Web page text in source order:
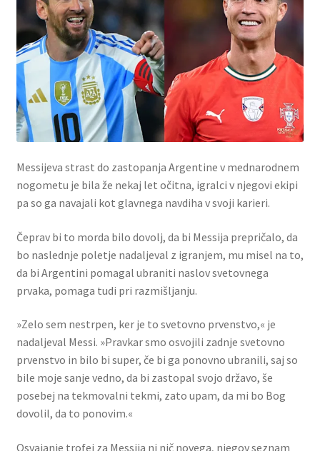
Messijeva strast do zastopanja Argentine v mednarodnem
nogometu je bila že nekaj let očitna, igralci v njegovi ekipi
pa so ga navajali kot glavnega navdiha v svoji karieri.
Čeprav bi to morda bilo dovolj, da bi Messija prepričalo, da
bo naslednje poletje nadaljeval z igranjem, mu misel na to,
da bi Argentini pomagal ubraniti naslov svetovnega
prvaka, pomaga tudi pri razmišljanju.
»Zelo sem nestrpen, ker je to svetovno prvenstvo,« je
nadaljeval Messi. »Pravkar smo osvojili zadnje svetovno
prvenstvo in bilo bi super, če bi ga ponovno ubranili, saj so
bile moje sanje vedno, da bi zastopal svojo državo, še
posebej na tekmovalni tekmi, zato upam, da mi bo Bog
dovolil, da to ponovim.«
Osvajanje trofej za Messija ni nič novega, njegov seznam